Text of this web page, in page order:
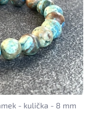
- kulička - 8 mm